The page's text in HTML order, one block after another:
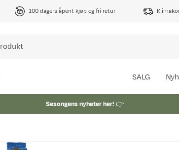
100 dagers åpent kjøp og fri retur
SALG
Sesongens nyheter her!👉